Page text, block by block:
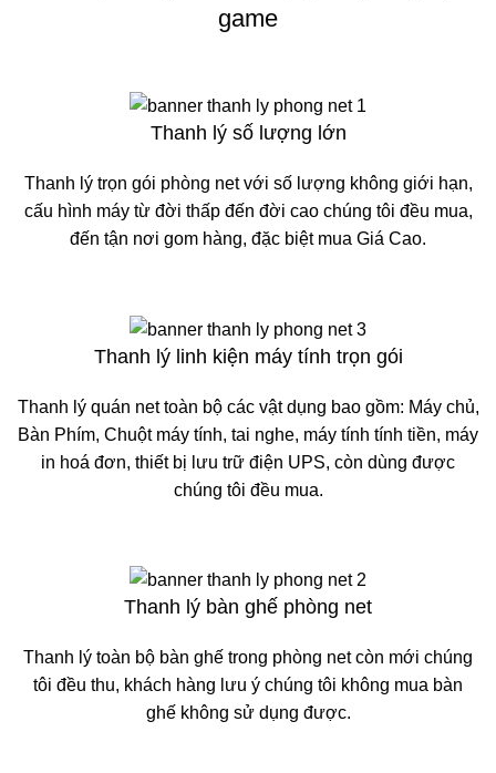
game
Thanh lý số lượng lớn
Thanh lý trọn gói phòng net với số lượng không giới hạn,
cấu hình máy từ đời thấp đến đời cao chúng tôi đều mua,
đến tận nơi gom hàng, đặc biệt mua Giá Cao.
Thanh lý linh kiện máy tính trọn gói
Thanh lý quán net toàn bộ các vật dụng bao gồm: Máy chủ,
Bàn Phím, Chuột máy tính, tai nghe, máy tính tính tiền, máy
in hoá đơn, thiết bị lưu trữ điện UPS, còn dùng được
chúng tôi đều mua.
Thanh lý bàn ghế phòng net
Thanh lý toàn bộ bàn ghế trong phòng net còn mới chúng
tôi đều thu, khách hàng lưu ý chúng tôi không mua bàn
ghế không sử dụng được.